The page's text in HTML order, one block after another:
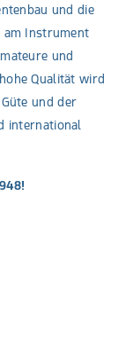
und die
am Instrument
und
Qualität wird
und der
international